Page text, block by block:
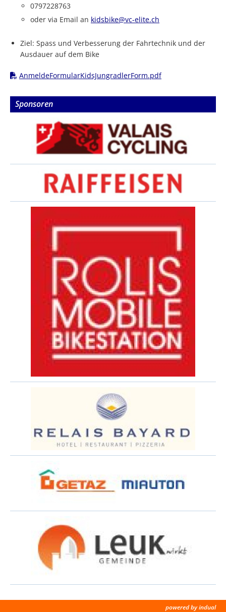
0797228763
oder via Email an kidsbike@vc-elite.ch
Ziel: Spass und Verbesserung der Fahrtechnik und der
Ausdauer auf dem Bike
AnmeldeFormularKidsJungradlerForm.pdf
Sponsoren
powered by indual